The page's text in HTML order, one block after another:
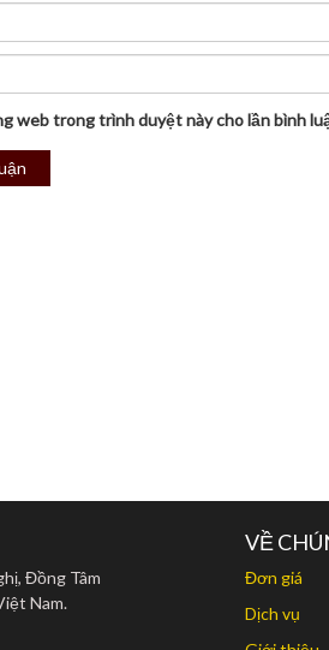
web trong trình duyệt này cho lần bình
Đồng Tâm
Nam.
VỀ
Đơn giá
Dịch vụ